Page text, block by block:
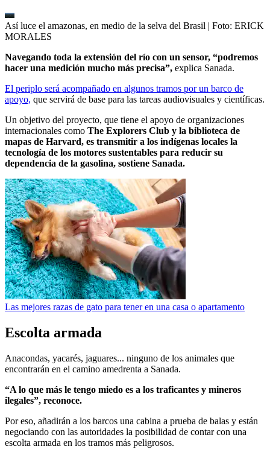
Así luce el amazonas, en medio de la selva del Brasil | Foto: ERICK
MORALES
Navegando toda la extensión del río con un sensor, “podremos
hacer una medición mucho más precisa”, explica Sanada.
El periplo será acompañado en algunos tramos por un barco de
apoyo, que servirá de base para las tareas audiovisuales y científicas.
Un objetivo del proyecto, que tiene el apoyo de organizaciones
internacionales como The Explorers Club y la biblioteca de
mapas de Harvard, es transmitir a los indígenas locales la
tecnología de los motores sustentables para reducir su
dependencia de la gasolina, sostiene Sanada.
Las mejores razas de gato para tener en una casa o apartamento
Escolta armada
Anacondas, yacarés, jaguares... ninguno de los animales que
encontrarán en el camino amedrenta a Sanada.
“A lo que más le tengo miedo es a los traficantes y mineros
ilegales”, reconoce.
Por eso, añadirán a los barcos una cabina a prueba de balas y están
negociando con las autoridades la posibilidad de contar con una
escolta armada en los tramos más peligrosos.